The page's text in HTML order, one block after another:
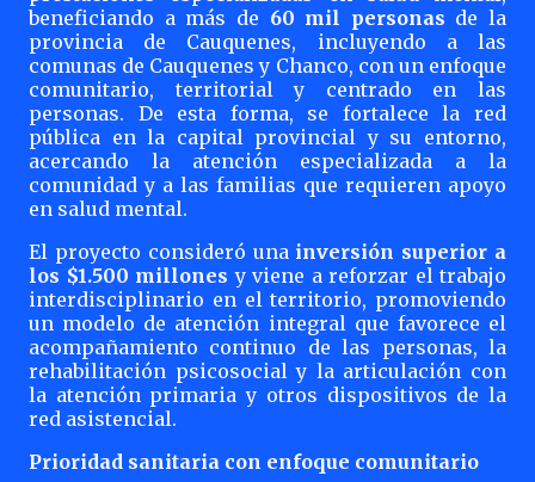
beneficiando a más de 60 mil personas de la
provincia de Cauquenes, incluyendo a las
comunas de Cauquenes y Chanco, con un enfoque
comunitario, territorial y centrado en las
personas. De esta forma, se fortalece la red
pública en la capital provincial y su entorno,
acercando la atención especializada a la
comunidad y a las familias que requieren apoyo
en salud mental.
El proyecto consideró una inversión superior a
los $1.500 millones y viene a reforzar el trabajo
interdisciplinario en el territorio, promoviendo
un modelo de atención integral que favorece el
acompañamiento continuo de las personas, la
rehabilitación psicosocial y la articulación con
la atención primaria y otros dispositivos de la
red asistencial.
Prioridad sanitaria con enfoque comunitario